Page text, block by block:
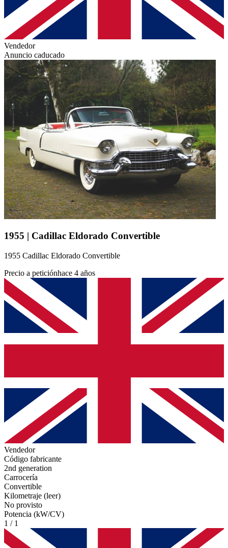
Vendedor
Anuncio caducado
1955 | Cadillac Eldorado Convertible
1955 Cadillac Eldorado Convertible
Precio a peticiónhace 4 años
Vendedor
Código fabricante
2nd generation
Carrocería
Convertible
Kilometraje (leer)
No provisto
Potencia (kW/CV)
1 / 1